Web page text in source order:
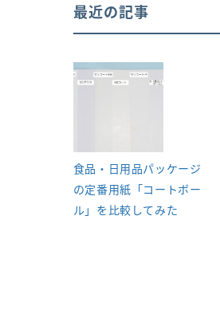
最近の記事
食品・日用品パッケージ
の定番用紙「コートボー
ル」を比較してみた